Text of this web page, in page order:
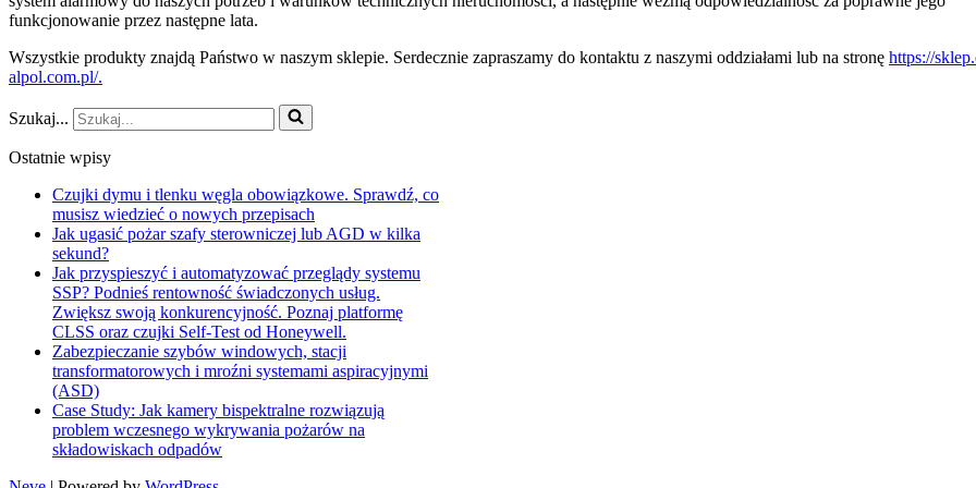
funkcjonowanie przez następne lata.
Wszystkie produkty znajdą Państwo w naszym sklepie. Serdecznie zapraszamy do kontaktu z naszymi oddziałami lub na stronę https://
alpol.com.pl/.
Szukaj...
Ostatnie wpisy
Czujki dymu i tlenku węgla obowiązkowe. Sprawdź, co
musisz wiedzieć o nowych przepisach
Jak ugasić pożar szafy sterowniczej lub AGD w kilka
sekund?
Jak przyspieszyć i automatyzować przeglądy systemu
SSP? Podnieś rentowność świadczonych usług.
Zwiększ swoją konkurencyjność. Poznaj platformę
CLSS oraz czujki Self-Test od Honeywell.
Zabezpieczanie szybów windowych, stacji
transformatorowych i mroźni systemami aspiracyjnymi
(ASD)
Case Study: Jak kamery bispektralne rozwiązują
problem wczesnego wykrywania pożarów na
składowiskach odpadów